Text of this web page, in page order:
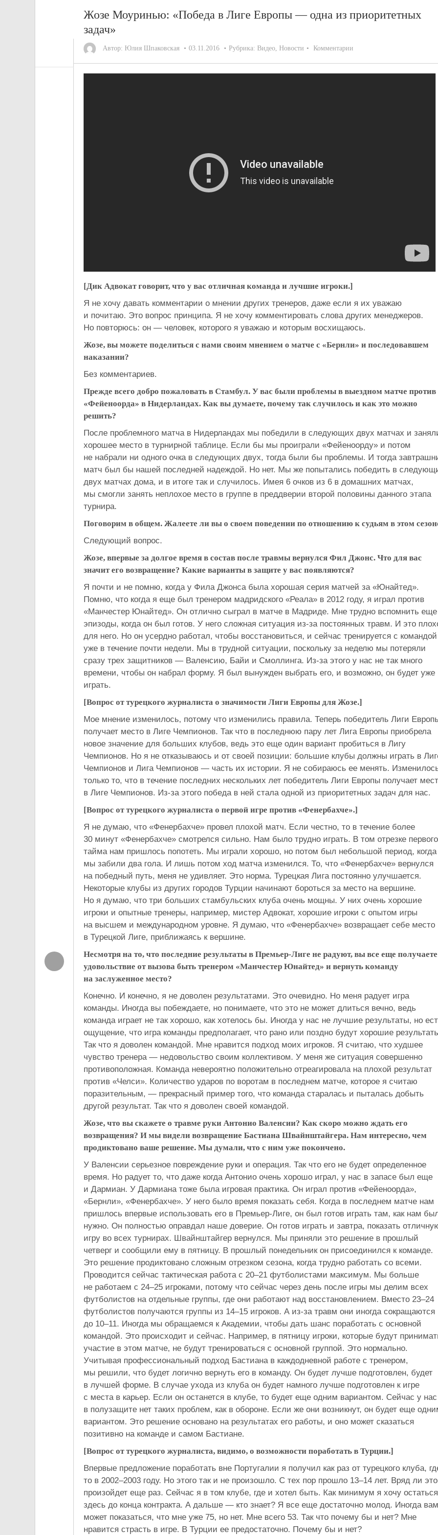
Жозе Моуринью: «Победа в Лиге Европы — одна из приоритетных
задач»
Автор: Юлия Шпаковская 03.11.2016 Рубрика: Видео, Новости Комментарии
[Дик Адвокат говорит, что у вас отличная команда и лучшие игроки.]
Я не хочу давать комментарии о мнении других тренеров, даже если я их уважаю
и почитаю. Это вопрос принципа. Я не хочу комментировать слова других менеджеров.
Но повторюсь: он — человек, которого я уважаю и которым восхищаюсь.
Жозе, вы можете поделиться с нами своим мнением о матче с «Бернли» и последовавшем
наказании?
Без комментариев.
Прежде всего добро пожаловать в Стамбул. У вас были проблемы в выездном матче против
«Фейеноорда» в Нидерландах. Как вы думаете, почему так случилось и как это можно
решить?
После проблемного матча в Нидерландах мы победили в следующих двух матчах и
хорошее место в турнирной таблице. Если бы мы проиграли «Фейеноорду» и потом
не набрали ни одного очка в следующих двух, тогда были бы проблемы. И тогда
матч был бы нашей последней надеждой. Но нет. Мы же попытались победить в
двух матчах дома, и в итоге так и случилось. Имея 6 очков из 6 в домашних матчах,
мы смогли занять неплохое место в группе в преддверии второй половины данного этапа
турнира.
Поговорим в общем. Жалеете ли вы о своем поведении по отношению к судьям в этом
Следующий вопрос.
Жозе, впервые за долгое время в состав после травмы вернулся Фил Джонс. Что для вас
значит его возвращение? Какие варианты в защите у вас появляются?
Я почти и не помню, когда у Фила Джонса была хорошая серия матчей за «Юнайтед».
Помню, что когда я еще был тренером мадридского «Реала» в 2012 году, я играл против
«Манчестер Юнайтед». Он отлично сыграл в матче в Мадриде. Мне трудно вспомнить еще
эпизоды, когда он был готов. У него сложная ситуация из-за постоянных травм. И это
для него. Но он усердно работал, чтобы восстановиться, и сейчас тренируется с командой
уже в течение почти недели. Мы в трудной ситуации, поскольку за неделю мы потеряли
сразу трех защитников — Валенсию, Байи и Смоллинга. Из-за этого у нас не так много
времени, чтобы он набрал форму. Я был вынужден выбрать его, и возможно, он будет уже
играть.
[Вопрос от турецкого журналиста о значимости Лиги Европы для Жозе.]
Мое мнение изменилось, потому что изменились правила. Теперь победитель Лиги
получает место в Лиге Чемпионов. Так что в последнюю пару лет Лига Европы приобрела
новое значение для больших клубов, ведь это еще один вариант пробиться в Лигу
Чемпионов. Но я не отказываюсь и от своей позиции: большие клубы должны играть в
Чемпионов и Лига Чемпионов — часть их истории. Я не собираюсь ее менять.
только то, что в течение последних нескольких лет победитель Лиги Европы получает
в Лиге Чемпионов. Из-за этого победа в ней стала одной из приоритетных задач для нас.
[Вопрос от турецкого журналиста о первой игре против «Фенербахче».]
Я не думаю, что «Фенербахче» провел плохой матч. Если честно, то в течение более
30 минут «Фенербахче» смотрелся сильно. Нам было трудно играть. В том отрезке первого
тайма нам пришлось попотеть. Мы играли хорошо, но потом был небольшой период, когда
мы забили два гола. И лишь потом ход матча изменился. То, что «Фенербахче» вернулся
на победный путь, меня не удивляет. Это норма. Турецкая Лига постоянно улучшается.
Некоторые клубы из других городов Турции начинают бороться за место на вершине.
Но я думаю, что три больших стамбульских клуба очень мощны. У них очень хорошие
игроки и опытные тренеры, например, мистер Адвокат, хорошие игроки с опытом игры
на высшем и международном уровне. Я думаю, что «Фенербахче» возвращает себе место
в Турецкой Лиге, приближаясь к вершине.
Несмотря на то, что последние результаты в Премьер-Лиге не радуют, вы все еще получаете
удовольствие от вызова быть тренером «Манчестер Юнайтед» и вернуть команду
на заслуженное место?
Конечно. И конечно, я не доволен результатами. Это очевидно. Но меня радует игра
команды. Иногда вы побеждаете, но понимаете, что это не может длиться вечно, ведь
команда играет не так хорошо, как хотелось бы. Иногда у нас не лучшие результаты, но
ощущение, что игра команды предполагает, что рано или поздно будут хорошие
Так что я доволен командой. Мне нравится подход моих игроков. Я считаю, что худшее
чувство тренера — недовольство своим коллективом. У меня же ситуация совершенно
противоположная. Команда невероятно положительно отреагировала на плохой результат
против «Челси». Количество ударов по воротам в последнем матче, которое я считаю
поразительным, — прекрасный пример того, что команда старалась и пыталась добыть
другой результат. Так что я доволен своей командой.
Жозе, что вы скажете о травме руки Антонио Валенсии? Как скоро можно ждать его
возвращения? И мы видели возвращение Бастиана Швайнштайгера. Нам интересно, чем
продиктовано ваше решение. Мы думали, что с ним уже покончено.
У Валенсии серьезное повреждение руки и операция. Так что его не будет определенное
время. Но радует то, что даже когда Антонио очень хорошо играл, у нас в запасе был еще
и Дармиан. У Дармиана тоже была игровая практика. Он играл против «Фейеноорда»,
«Бернли», «Фенербахче». У него было время показать себя. Когда в последнем матче нам
пришлось впервые использовать его в Премьер-Лиге, он был готов играть там, как нам
нужно. Он полностью оправдал наше доверие. Он готов играть и завтра, показать
игру во всех турнирах. Швайнштайгер вернулся. Мы приняли это решение в прошлый
четверг и сообщили ему в пятницу. В прошлый понедельник он присоединился к команде.
Это решение продиктовано сложным отрезком сезона, когда трудно работать со всеми.
Проводится сейчас тактическая работа с 20–21 футболистами максимум. Мы больше
не работаем с 24–25 игроками, потому что сейчас через день после игры мы делим всех
футболистов на отдельные группы, где они работают над восстановлением. Вместо 23–24
футболистов получаются группы из 14–15 игроков. А из-за травм они иногда сокращаются
до 10–11. Иногда мы обращаемся к Академии, чтобы дать шанс поработать с основной
командой. Это происходит и сейчас. Например, в пятницу игроки, которые будут
участие в этом матче, не будут тренироваться с основной группой. Это нормально.
Учитывая профессиональный подход Бастиана в каждодневной работе с тренером,
мы решили, что будет логично вернуть его в команду. Он будет лучше подготовлен, будет
в лучшей форме. В случае ухода из клуба он будет намного лучше подготовлен к игре
с места в карьер. Если он останется в клубе, то будет еще одним вариантом. Сейчас у нас
в полузащите нет таких проблем, как в обороне. Если же они возникнут, он будет еще
вариантом. Это решение основано на результатах его работы, и оно может сказаться
позитивно на команде и самом Бастиане.
[Вопрос от турецкого журналиста, видимо, о возможности поработать в Турции.]
Впервые предложение поработать вне Португалии я получил как раз от турецкого клуба,
то в 2002–2003 году. Но этого так и не произошло. С тех пор прошло 13–14 лет. Вряд ли это
произойдет еще раз. Сейчас я в том клубе, где и хотел быть. Как минимум я хочу остаться
здесь до конца контракта. А дальше — кто знает? Я все еще достаточно молод. Иногда вам
может показаться, что мне уже 75, но нет. Мне всего 53. Так что почему бы и нет? Мне
нравится страсть в игре. В Турции ее предостаточно. Почему бы и нет?